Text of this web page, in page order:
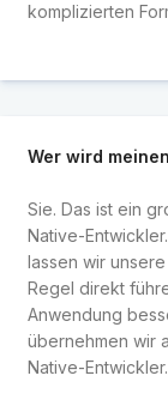
komplizierten
Wer wird
Sie. Das ist ein
Native-
lassen wir
Regel direkt
Anwendung
übernehmen wir
Native-Entwickler.